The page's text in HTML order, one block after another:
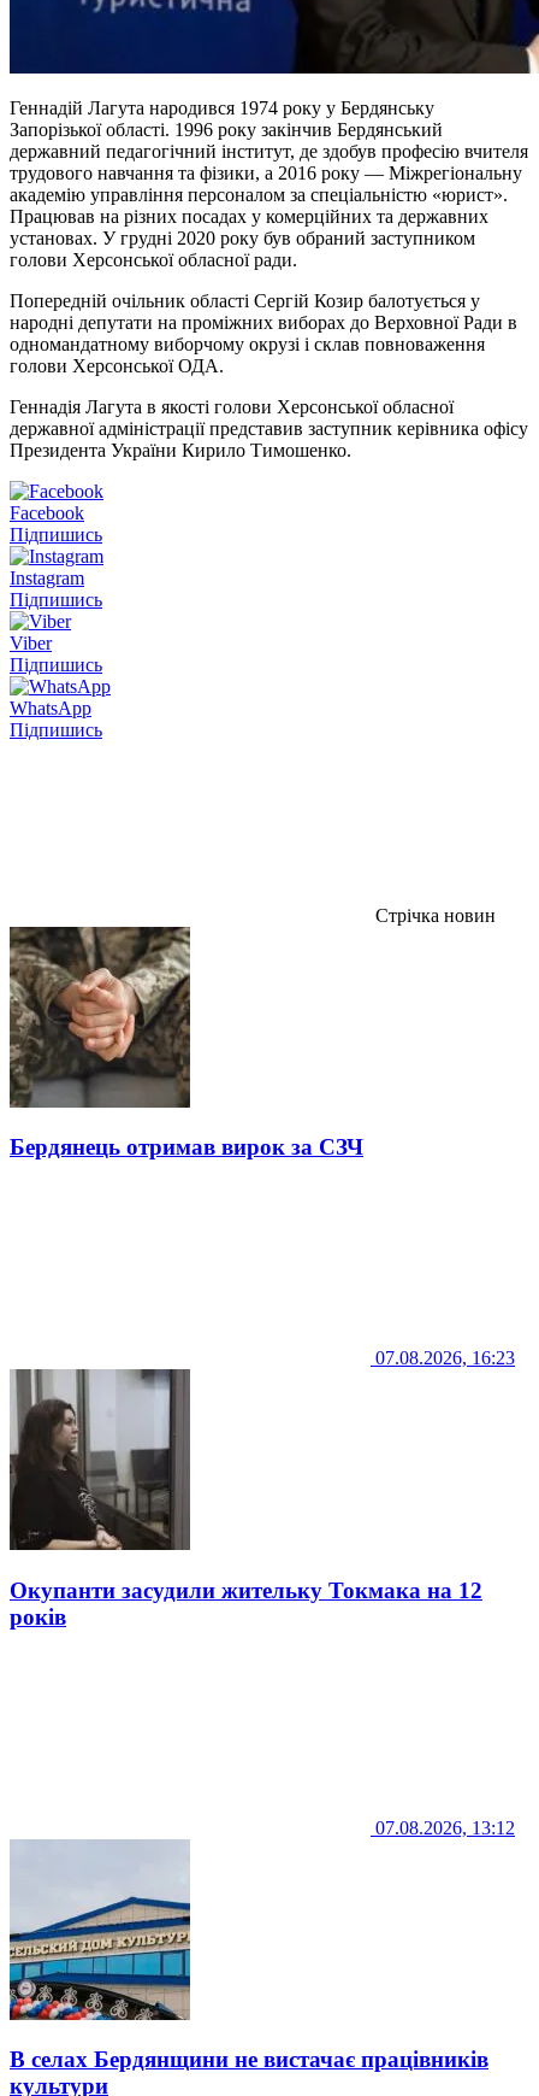
Геннадій Лагута народився 1974 року у Бердянську
Запорізької області. 1996 року закінчив Бердянський
державний педагогічний інститут, де здобув професію вчителя
трудового навчання та фізики, а 2016 року — Міжрегіональну
академію управління персоналом за спеціальністю «юрист».
Працював на різних посадах у комерційних та державних
установах. У грудні 2020 року був обраний заступником
голови Херсонської обласної ради.
Попередній очільник області Сергій Козир балотується у
народні депутати на проміжних виборах до Верховної Ради в
одномандатному виборчому окрузі і склав повноваження
голови Херсонської ОДА.
Геннадія Лагута в якості голови Херсонської обласної
державної адміністрації представив заступник керівника офісу
Президента України Кирило Тимошенко.
Facebook
Підпишись
Instagram
Підпишись
Viber
Підпишись
WhatsApp
Підпишись
Стрічка новин
Бердянець отримав вирок за СЗЧ
07.08.2026, 16:23
Окупанти засудили жительку Токмака на 12
років
07.08.2026, 13:12
В селах Бердянщини не вистачає працівників
культури